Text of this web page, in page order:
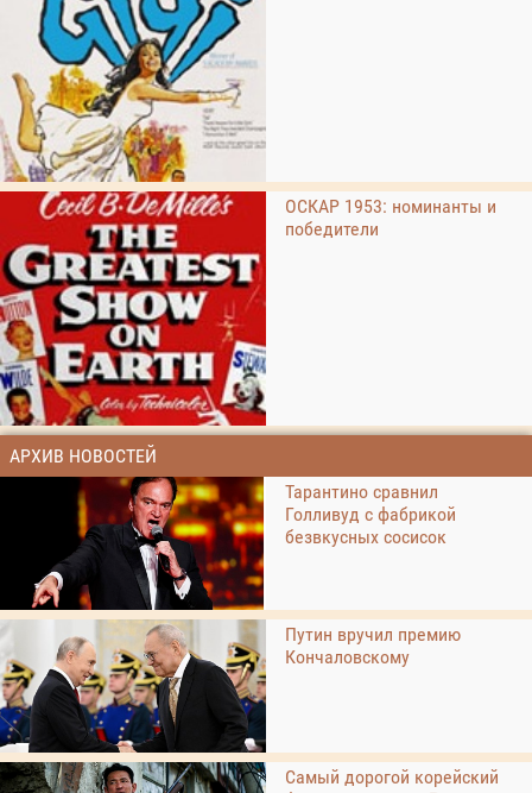
ОСКАР 1953: номинанты и
победители
АРХИВ НОВОСТЕЙ
Тарантино сравнил
Голливуд с фабрикой
безвкусных сосисок
Путин вручил премию
Кончаловскому
Самый дорогой корейский